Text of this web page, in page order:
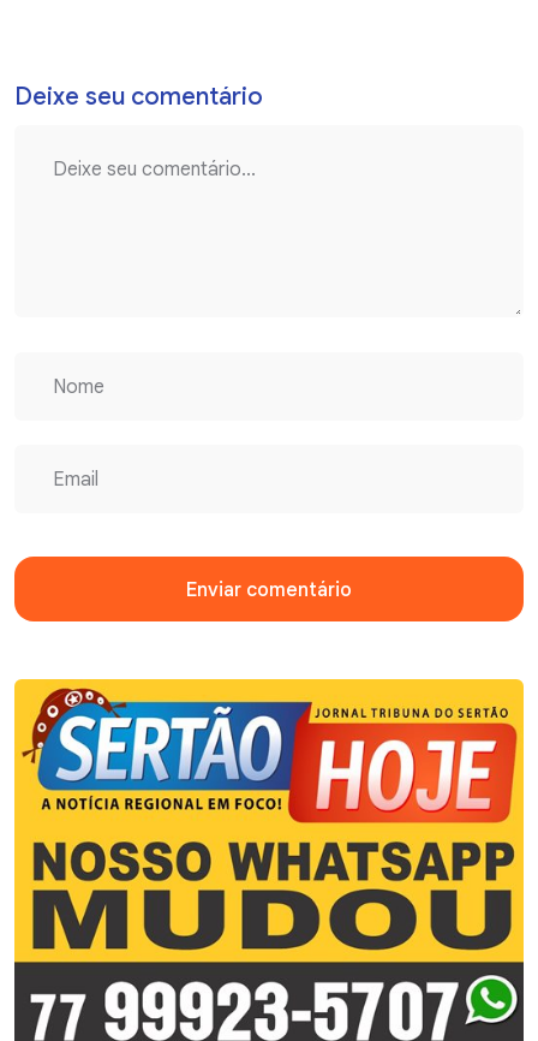
Deixe seu comentário
Enviar comentário